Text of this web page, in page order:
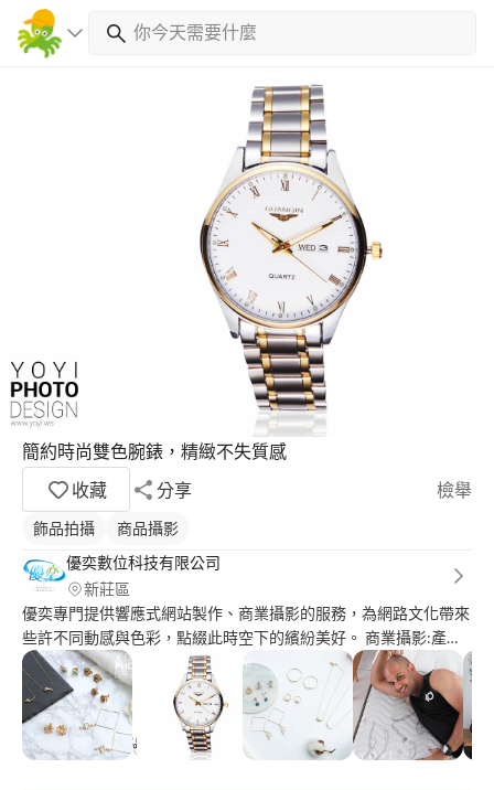
簡約時尚雙色腕錶，精緻不失質感
收藏
分享 檢舉
飾品拍攝
商品攝影
優奕數位科技有限公司
新莊區
優奕專門提供響應式網站製作、商業攝影的服務，為網路文化帶來
些許不同動感與色彩，點綴此時空下的繽紛美好。 商業攝影:產品
攝影、人物攝影、到府攝影、外拍攝影 作品
集:http://www.yoyi.ws/works_category/studio_work/ 公司網
址:http://www.yoyi.ws/